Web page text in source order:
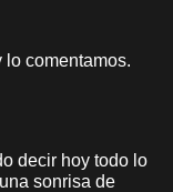
lo comentamos.
decir hoy todo lo
sonrisa de